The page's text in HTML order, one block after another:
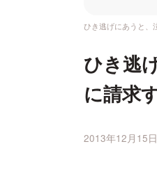
ひき逃げにあうと、
ひき逃
に請求
2013年12月15